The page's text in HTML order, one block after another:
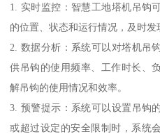
1. 实时监控：智慧工地塔机吊钩
的位置、状态和运行情况，及时发
2. 数据分析：系统可以对塔机吊
供吊钩的使用频率、工作时长、
解吊钩的使用情况和效率。
3. 预警提示：系统可以设置吊钩
或超过设定的安全限制时，系统